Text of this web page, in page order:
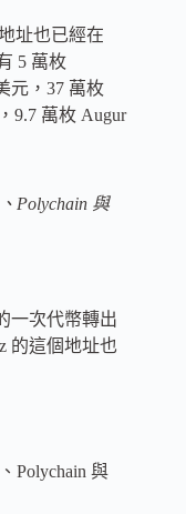
址也已經在
5 萬枚
元，37 萬枚
9.7 萬枚 Augur
一次代幣轉出
的這個地址也